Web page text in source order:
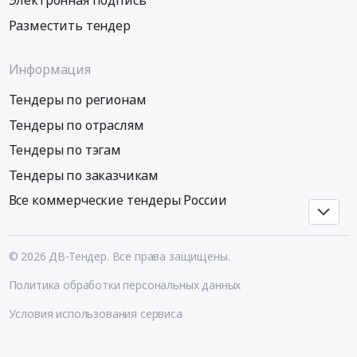
Разместить тендер
Информация
Тендеры по регионам
Тендеры по отраслям
Тендеры по тэгам
Тендеры по заказчикам
Все коммерческие тендеры России
© 2026 ДВ-Тендер. Все права защищены.
Политика обработки персональных данных
Условия использования сервиса